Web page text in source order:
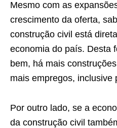
Mesmo com as
crescimento da oferta,
construção civil está
economia do país. Desta
bem, há mais
mais empregos, inclusive
Por outro lado, se a
da construção civil